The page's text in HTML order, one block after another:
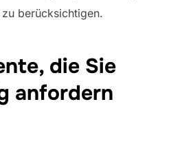
berücksichtigen.
die Sie
anfordern